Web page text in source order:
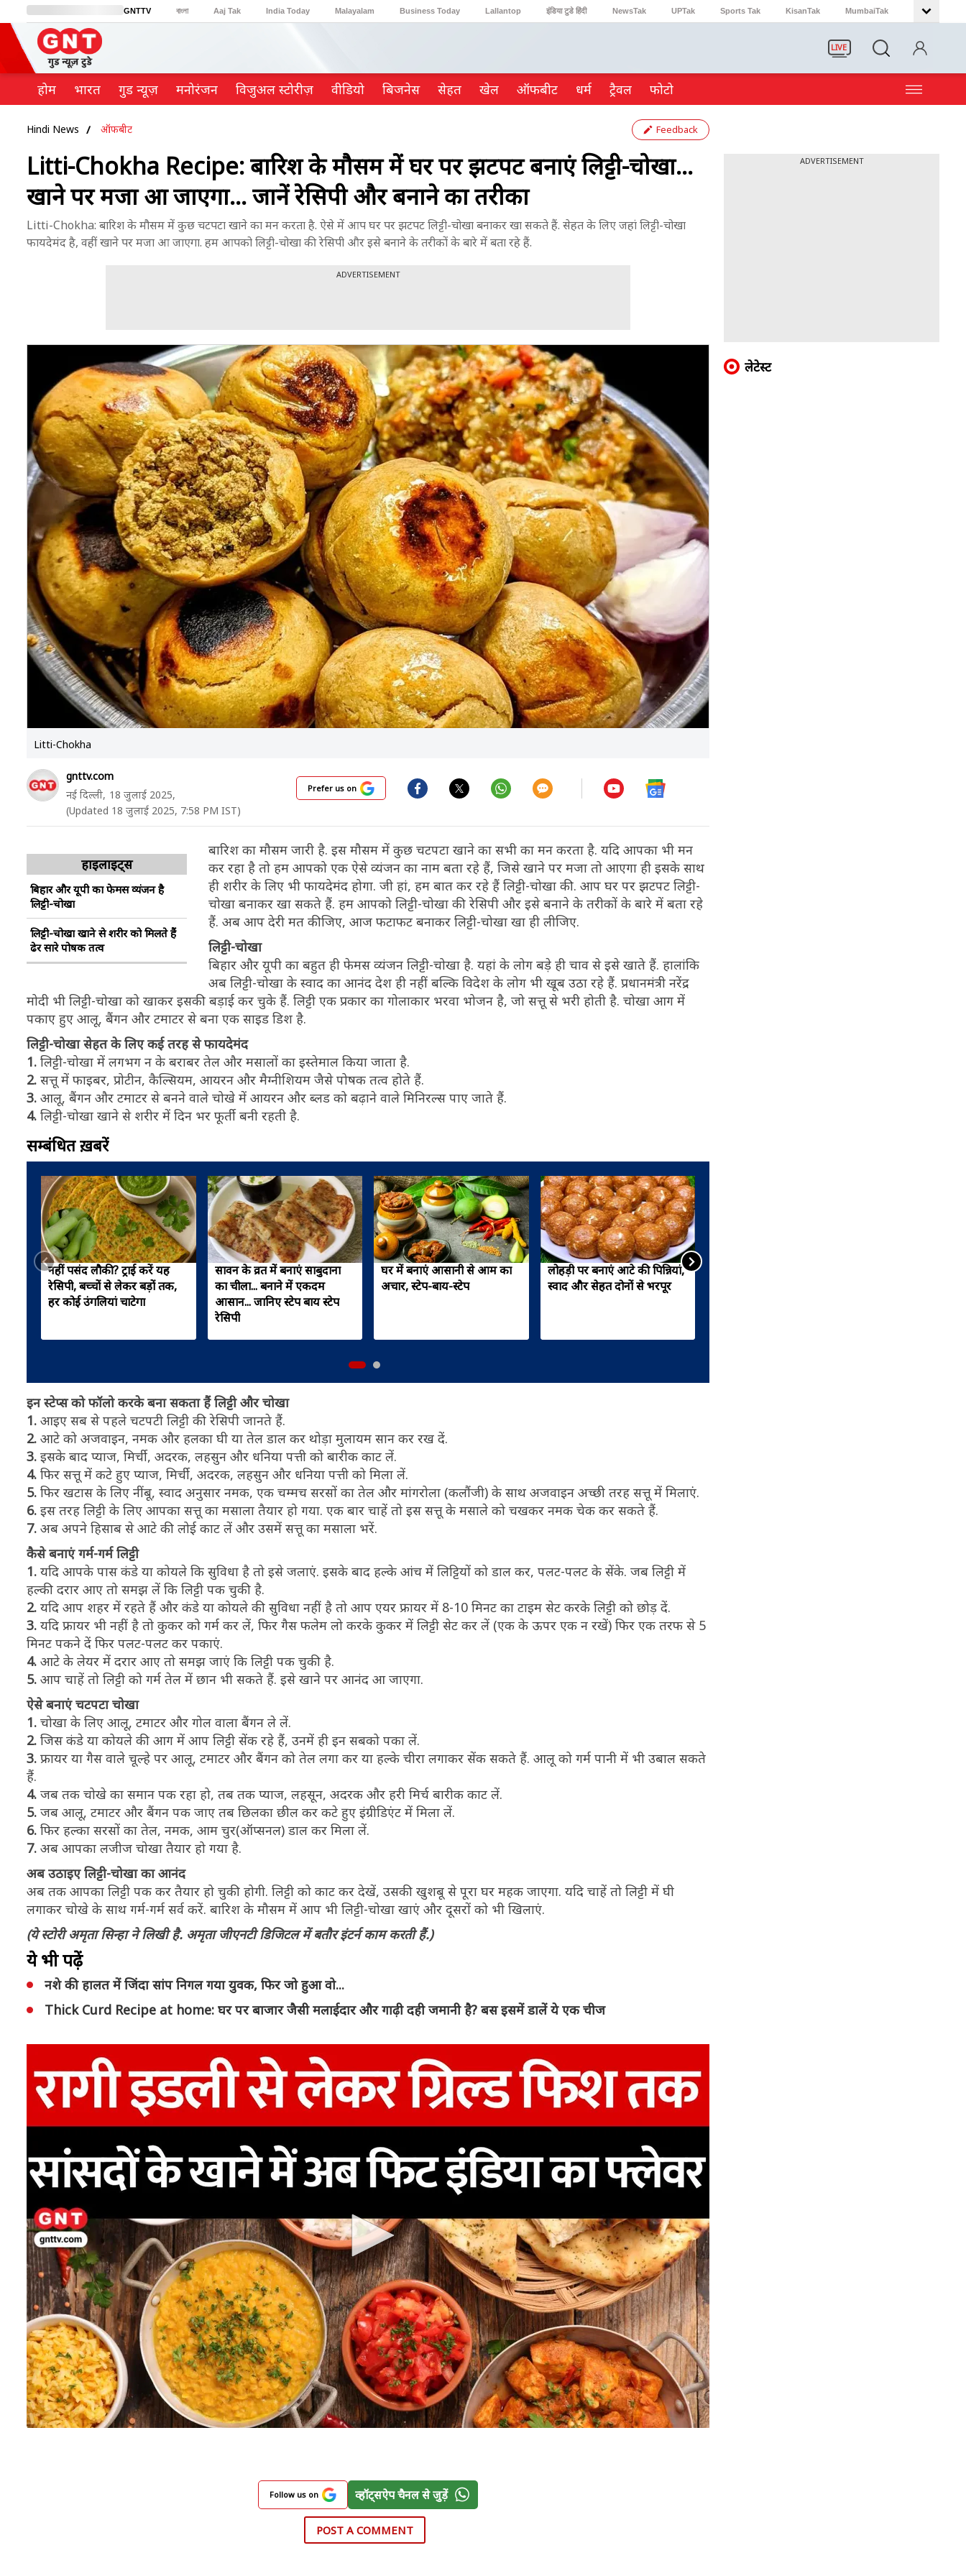
GNTTV বাংলা Aaj Tak India Today Malayalam Business Today Lallantop इंडिया टुडे हिंदी NewsTak UPTak Sports Tak KisanTak MumbaiTak
BT Bazaar Cosmopolitan
LIVE
होम भारत गुड न्यूज़ मनोरंजन विजुअल स्टोरीज़ वीडियो ब‍िजनेस सेहत खेल ऑफबीट धर्म ट्रैवल फोटो
Hindi News ऑफबीट Feedback
Litti-Chokha Recipe: बारिश के मौसम में घर पर झटपट बनाएं लिट्टी-चोखा...
खाने पर मजा आ जाएगा... जानें रेसिपी और बनाने का तरीका
Litti-Chokha: बारिश के मौसम में कुछ चटपटा खाने का मन करता है. ऐसे में आप घर पर झटपट लिट्टी-चोखा बनाकर खा सकते हैं. सेहत के लिए जहां लिट्टी-चोखा
फायदेमंद है, वहीं खाने पर मजा आ जाएगा. हम आपको लिट्टी-चोखा की रेसिपी और इसे बनाने के तरीकों के बारे में बता रहे हैं.
ADVERTISEMENT
Litti-Chokha
gnttv.com
नई दिल्ली, 18 जुलाई 2025,
(Updated 18 जुलाई 2025, 7:58 PM IST)
Prefer us on
हाइलाइट्स
बिहार और यूपी का फेमस व्यंजन है
लिट्टी-चोखा
लिट्टी-चोखा खाने से शरीर को मिलते हैं
ढेर सारे पोषक तत्व
बारिश का मौसम जारी है. इस मौसम में कुछ चटपटा खाने का सभी का मन करता है. यदि आपका भी मन
कर रहा है तो हम आपको एक ऐसे व्यंजन का नाम बता रहे हैं, जिसे खाने पर मजा तो आएगा ही इसके साथ
ही शरीर के लिए भी फायदेमंद होगा. जी हां, हम बात कर रहे हैं लिट्टी-चोखा की. आप घर पर झटपट लिट्टी-
चोखा बनाकर खा सकते हैं. हम आपको लिट्टी-चोखा की रेसिपी और इसे बनाने के तरीकों के बारे में बता रहे
हैं. अब आप देरी मत कीजिए, आज फटाफट बनाकर लिट्टी-चोखा खा ही लीजिए.
लिट्टी-चोखा
बिहार और यूपी का बहुत ही फेमस व्यंजन लिट्टी-चोखा है. यहां के लोग बड़े ही चाव से इसे खाते हैं. हालांकि
अब लिट्टी-चोखा के स्वाद का आनंद देश ही नहीं बल्कि विदेश के लोग भी खूब उठा रहे हैं. प्रधानमंत्री नरेंद्र
मोदी भी लिट्टी-चोखा को खाकर इसकी बड़ाई कर चुके हैं. लिट्टी एक प्रकार का गोलाकार भरवा भोजन है, जो सत्तू से भरी होती है. चोखा आग में
पकाए हुए आलू, बैंगन और टमाटर से बना एक साइड डिश है.
लिट्टी-चोखा सेहत के लिए कई तरह से फायदेमंद
1. लिट्टी-चोखा में लगभग न के बराबर तेल और मसालों का इस्तेमाल किया जाता है.
2. सत्तू में फाइबर, प्रोटीन, कैल्सियम, आयरन और मैग्नीशियम जैसे पोषक तत्व होते हैं.
3. आलू, बैंगन और टमाटर से बनने वाले चोखे में आयरन और ब्लड को बढ़ाने वाले मिनिरल्स पाए जाते हैं.
4. लिट्टी-चोखा खाने से शरीर में दिन भर फूर्ती बनी रहती है.
सम्बंधित ख़बरें
नहीं पसंद लौकी? ट्राई करें यह
रेसिपी, बच्चों से लेकर बड़ों तक,
हर कोई उंगलियां चाटेगा
सावन के व्रत में बनाएं साबुदाना
का चीला... बनाने में एकदम
आसान... जानिए स्टेप बाय स्टेप
रेसिपी
घर में बनाएं आसानी से आम का
अचार, स्टेप-बाय-स्टेप
लोहड़ी पर बनाएं आटे की पिन्नियां,
स्वाद और सेहत दोनों से भरपूर
इन स्टेप्स को फॉलो करके बना सकता हैं लिट्टी और चोखा
1. आइए सब से पहले चटपटी लिट्टी की रेसिपी जानते हैं.
2. आटे को अजवाइन, नमक और हलका घी या तेल डाल कर थोड़ा मुलायम सान कर रख दें.
3. इसके बाद प्याज, मिर्ची, अदरक, लहसुन और धनिया पत्ती को बारीक काट लें.
4. फिर सत्तू में कटे हुए प्याज, मिर्ची, अदरक, लहसुन और धनिया पत्ती को मिला लें.
5. फिर खटास के लिए नींबू, स्वाद अनुसार नमक, एक चम्मच सरसों का तेल और मांगरोला (कलौंजी) के साथ अजवाइन अच्छी तरह सत्तू में मिलाएं.
6. इस तरह लिट्टी के लिए आपका सत्तू का मसाला तैयार हो गया. एक बार चाहें तो इस सत्तू के मसाले को चखकर नमक चेक कर सकते हैं.
7. अब अपने हिसाब से आटे की लोई काट लें और उसमें सत्तू का मसाला भरें.
कैसे बनाएं गर्म-गर्म लिट्टी
1. यदि आपके पास कंडे या कोयले कि सुविधा है तो इसे जलाएं. इसके बाद हल्के आंच में लिट्टियों को डाल कर, पलट-पलट के सेंके. जब लिट्टी में
हल्की दरार आए तो समझ लें कि लिट्टी पक चुकी है.
2. यदि आप शहर में रहते हैं और कंडे या कोयले की सुविधा नहीं है तो आप एयर फ्रायर में 8-10 मिनट का टाइम सेट करके लिट्टी को छोड़ दें.
3. यदि फ्रायर भी नहीं है तो कुकर को गर्म कर लें, फिर गैस फलेम लो करके कुकर में लिट्टी सेट कर लें (एक के ऊपर एक न रखें) फिर एक तरफ से 5
मिनट पकने दें फिर पलट-पलट कर पकाएं.
4. आटे के लेयर में दरार आए तो समझ जाएं कि लिट्टी पक चुकी है.
5. आप चाहें तो लिट्टी को गर्म तेल में छान भी सकते हैं. इसे खाने पर आनंद आ जाएगा.
ऐसे बनाएं चटपटा चोखा
1. चोखा के लिए आलू, टमाटर और गोल वाला बैंगन ले लें.
2. जिस कंडे या कोयले की आग में आप लिट्टी सेंक रहे हैं, उनमें ही इन सबको पका लें.
3. फ्रायर या गैस वाले चूल्हे पर आलू, टमाटर और बैंगन को तेल लगा कर या हल्के चीरा लगाकर सेंक सकते हैं. आलू को गर्म पानी में भी उबाल सकते
हैं.
4. जब तक चोखे का समान पक रहा हो, तब तक प्याज, लहसून, अदरक और हरी मिर्च बारीक काट लें.
5. जब आलू, टमाटर और बैंगन पक जाए तब छिलका छील कर कटे हुए इंग्रीडिएंट में मिला लें.
6. फिर हल्का सरसों का तेल, नमक, आम चुर(ऑप्सनल) डाल कर मिला लें.
7. अब आपका लजीज चोखा तैयार हो गया है.
अब उठाइए लिट्टी-चोखा का आनंद
अब तक आपका लिट्टी पक कर तैयार हो चुकी होगी. लिट्टी को काट कर देखें, उसकी खुशबू से पूरा घर महक जाएगा. यदि चाहें तो लिट्टी में घी
लगाकर चोखे के साथ गर्म-गर्म सर्व करें. बारिश के मौसम में आप भी लिट्टी-चोखा खाएं और दूसरों को भी खिलाएं.
(ये स्टोरी अमृता सिन्हा ने लिखी है. अमृता जीएनटी डिजिटल में बतौर इंटर्न काम करती हैं.)
ये भी पढ़ें
नशे की हालत में जिंदा सांप निगल गया युवक, फिर जो हुआ वो...
Thick Curd Recipe at home: घर पर बाजार जैसी मलाईदार और गाढ़ी दही जमानी है? बस इसमें डालें ये एक चीज
Follow us on व्हॉट्सऐप चैनल से जुड़ें
POST A COMMENT
ADVERTISEMENT
लेटेस्ट